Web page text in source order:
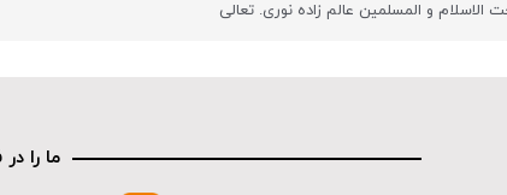
الاسلام و المسلمین عالم زاده نوری. تعالی
ما را